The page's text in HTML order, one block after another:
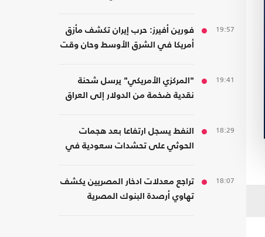
19:57
فورين أفيرز: حرب إيران تكشف مأزق
أمريكا في الشرق الأوسط وحان وقت
19:41
"المركزي الأمريكي" يرسل شحنة
نقدية ضخمة من الدولار إلى العراق
18:29
النفط يسجل ارتفاعا بعد هجمات
الحوثي على تحشدات سعودية في
18:07
تراجع معدلات ادخار المصريين يكشف
تهاوي أرصدة البنوك المصرية